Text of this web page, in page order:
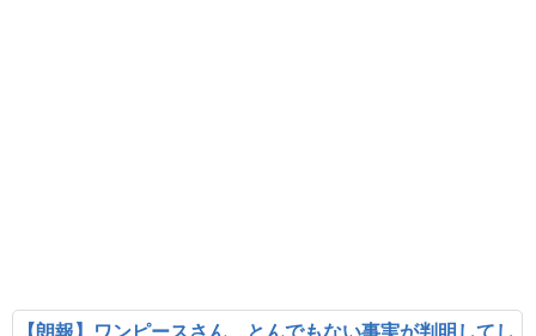
【朗報】ワンピースさん、とんでもない事実が判明してし